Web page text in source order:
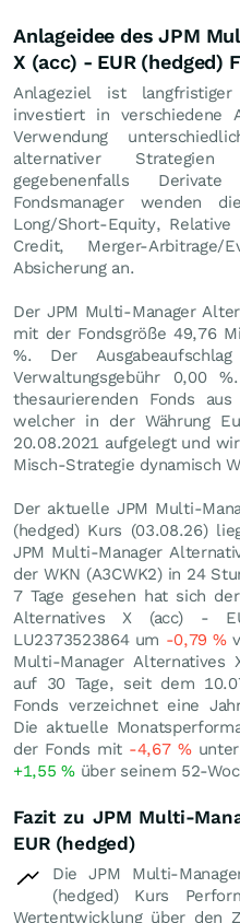
Anlageidee des JPM
X (acc) - EUR (hedged)
Anlageziel ist
investiert in verschiedene
Verwendung
alternativer
gegebenenfalls
Fondsmanager wenden
Long/Short-Equity, Relative
Credit, Merger-
Absicherung an.
Der JPM Multi-Manager
mit der Fondsgröße 49,76
%. Der
Verwaltungsgebühr 0,00
thesaurierenden Fonds
welcher in der Währung
20.08.2021 aufgelegt und
Misch-Strategie dynamisch
Der aktuelle JPM Multi-
(hedged) Kurs (03.08.26)
JPM Multi-Manager
der WKN (A3CWK2) in 24
7 Tage gesehen hat sich
Alternatives X (acc) -
LU2373523864 um -0,79%
Multi-Manager Alternatives
auf 30 Tage, seit dem
Fonds verzeichnet eine
Die aktuelle
der Fonds mit -4,67 %unter
+1,55%über seinem 52-
Fazit zu JPM Multi-
EUR (hedged)
Die JPM Multi-
(hedged) Kurs
Wertentwicklung über den